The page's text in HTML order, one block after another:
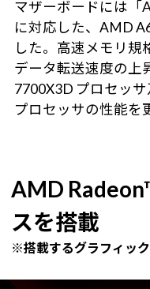
マザーボードには「
に対応した、AMD
した。高速メモリ規
データ転送速度の上
7700X3D プロセッ
プロセッサの性能を
AMD
スを搭載
※搭載するグラフィッ